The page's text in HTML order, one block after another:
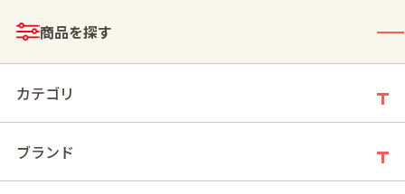
商品を探す
カテゴリ
ブランド